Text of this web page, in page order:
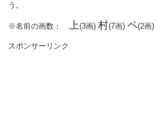
う。
※名前の画数：上(3画)村(7画)ペ(2画)
スポンサーリンク